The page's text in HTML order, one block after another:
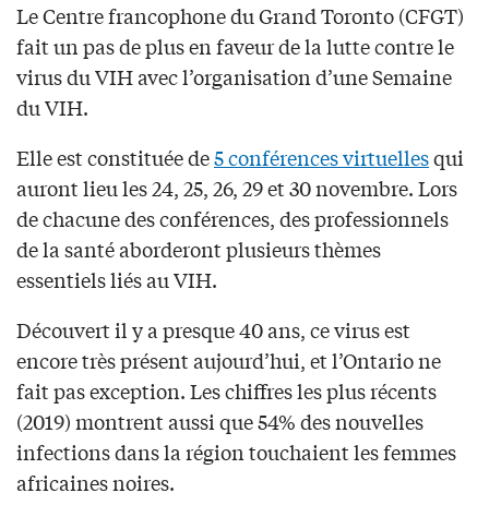
Le Centre francophone du Grand Toronto (CFGT)
fait un pas de plus en faveur de la lutte contre le
virus du VIH avec l’organisation d’une Semaine
du VIH.
Elle est constituée de5 conférences virtuellesqui
auront lieu les 24, 25, 26, 29 et 30 novembre. Lors
de chacune des conférences, des professionnels
de la santé aborderont plusieurs thèmes
essentiels liés au VIH.
Découvert il y a presque 40 ans, ce virus est
encore très présent aujourd’hui, et l’Ontario ne
fait pas exception. Les chiffres les plus récents
(2019) montrent aussi que 54% des nouvelles
infections dans la région touchaient les femmes
africaines noires.